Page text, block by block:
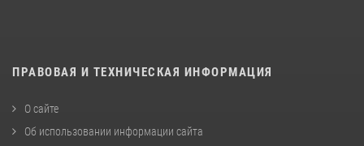
ПРАВОВАЯ И ТЕХНИЧЕСКАЯ ИНФОРМАЦИЯ
О сайте
Об использовании информации сайта